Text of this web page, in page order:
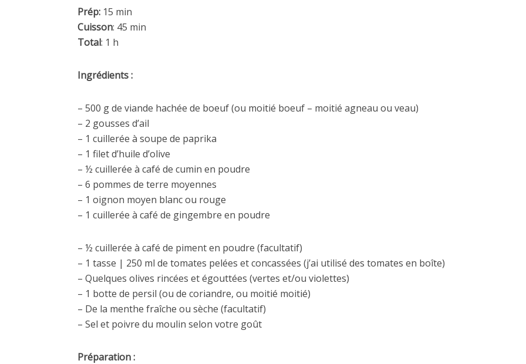
Prép: 15 min
Cuisson: 45 min
Total: 1 h
Ingrédients :
– 500 g de viande hachée de boeuf (ou moitié boeuf – moitié agneau ou veau)
– 2 gousses d’ail
– 1 cuillerée à soupe de paprika
– 1 filet d’huile d’olive
– ½ cuillerée à café de cumin en poudre
– 6 pommes de terre moyennes
– 1 oignon moyen blanc ou rouge
– 1 cuillerée à café de gingembre en poudre
– ½ cuillerée à café de piment en poudre (facultatif)
– 1 tasse | 250 ml de tomates pelées et concassées (j’ai utilisé des tomates en boîte)
– Quelques olives rincées et égouttées (vertes et/ou violettes)
– 1 botte de persil (ou de coriandre, ou moitié moitié)
– De la menthe fraîche ou sèche (facultatif)
– Sel et poivre du moulin selon votre goût
Préparation :